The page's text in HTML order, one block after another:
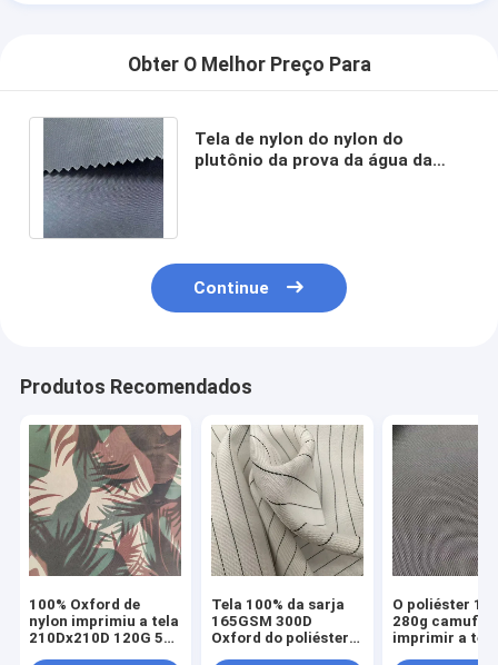
Obter O Melhor Preço Para
Tela de nylon do nylon do
plutônio da prova da água da
Continue
Produtos Recomendados
100% Oxford de
nylon imprimiu a tela
210Dx210D 120G 58"
Tela 100% da sarja
165GSM 300D
Oxford do poliéster
O poliéster
280g camufla
imprimir a